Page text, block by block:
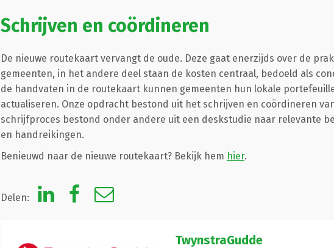
Schrijven en coördineren
De nieuwe routekaart vervangt de oude. Deze gaat enerzijds over de
gemeenten, in het andere deel staan de kosten centraal, bedoeld als
de handvaten in de routekaart kunnen gemeenten hun lokale
actualiseren. Onze opdracht bestond uit het schrijven en coördineren
schrijfproces bestond onder andere uit een deskstudie naar relevante
en handreikingen.
Benieuwd naar de nieuwe routekaart? Bekijk hem hier.
Delen:
TwynstraGudde